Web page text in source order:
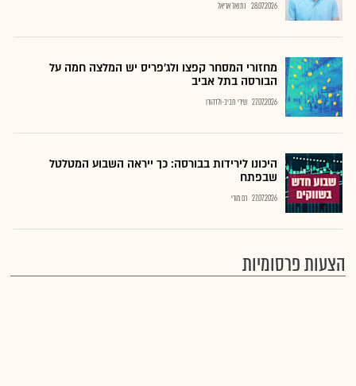
28.07.2026 נתנאל אריאל
מחזורי המסחר קפצו ולג'פריס יש המלצה חמה על
הבורסה בתל אביב
27.07.2026 שירי חביב-ולדהורן
היכונו לירידות בבורסה: כך ייראה השבוע המטלטל
שבפתח
27.07.2026 רם מורי
הצעות פרסומיות